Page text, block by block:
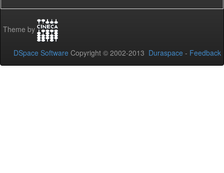
Theme by
DSpace Software Copyright © 2002-2013 Duraspace - Feedback